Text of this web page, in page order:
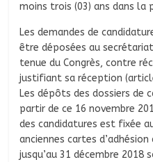
moins trois (03) ans dans la
Les demandes de
être déposées au
tenue du Congrès, contre
justifiant sa réception
Les dépôts des dossiers de
partir de ce 16 novembre
des candidatures est fixée
anciennes cartes
jusqu’au 31 décembre 2018